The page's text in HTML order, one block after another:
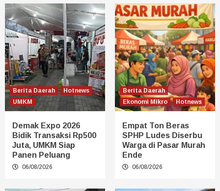
Berita Daerah
Hotnews
UMKM
Demak Expo 2026
Bidik Transaksi Rp500
Juta, UMKM Siap
Panen Peluang
06/08/2026
Berita Daerah
Ekonomi Mikro
Hotnews
Empat Ton Beras
SPHP Ludes Diserbu
Warga di Pasar Murah
Ende
06/08/2026